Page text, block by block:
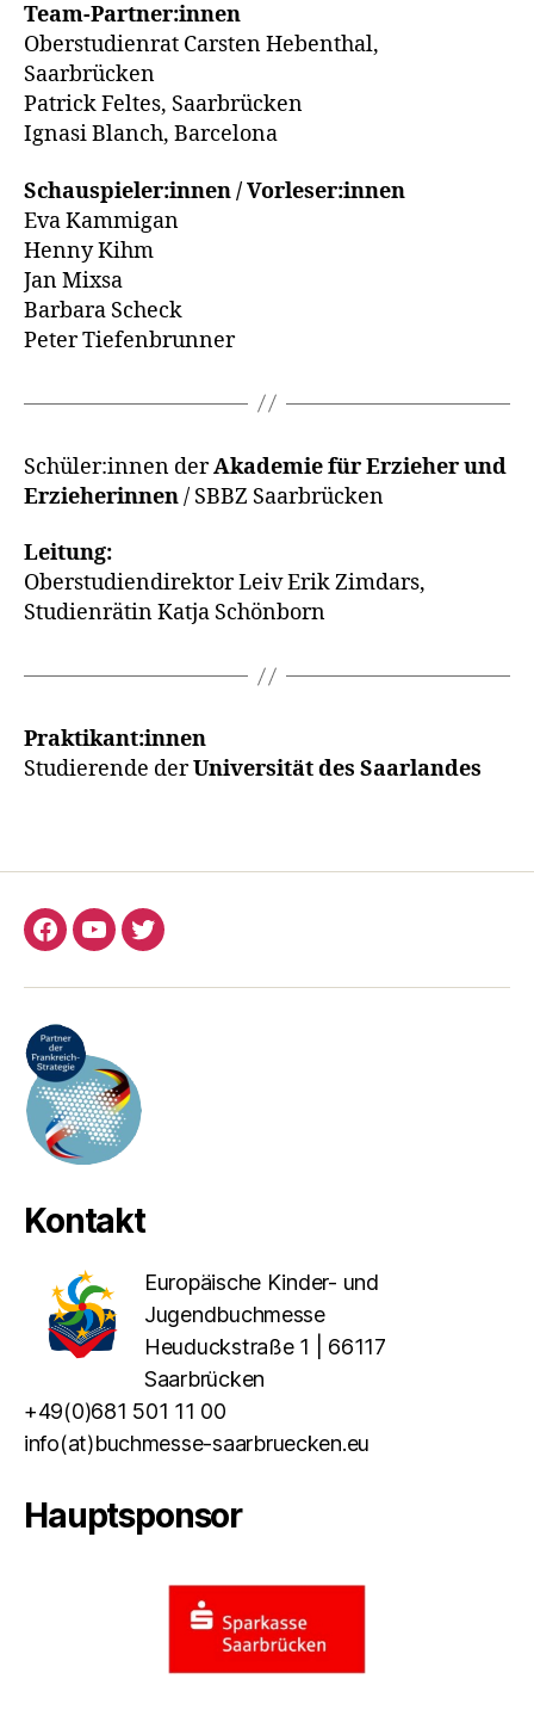
Team-Partner:innen
Oberstudienrat Carsten Hebenthal,
Saarbrücken
Patrick Feltes, Saarbrücken
Ignasi Blanch, Barcelona
Schauspieler:innen / Vorleser:innen
Eva Kammigan
Henny Kihm
Jan Mixsa
Barbara Scheck
Peter Tiefenbrunner
Schüler:innen derAkademie für Erzieher und
Erzieherinnen/ SBBZ Saarbrücken
Leitung:
Oberstudiendirektor Leiv Erik Zimdars,
Studienrätin Katja Schönborn
Praktikant:innen
Studierende derUniversität des Saarlandes
Facebook
YouTubeTwitter
Kontakt
Europäische Kinder- und
Jugendbuchmesse
Heuduckstraße 1 | 66117
Saarbrücken
+49(0)681 501 11 00
info(at)buchmesse-saarbruecken.eu
Hauptsponsor